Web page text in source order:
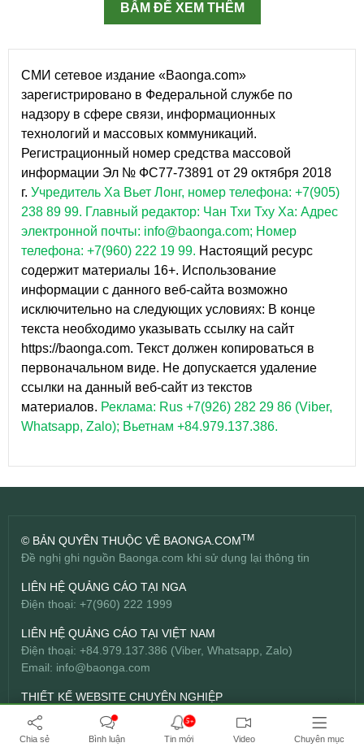
BẤM ĐỂ XEM THÊM
СМИ сетевое издание «Baonga.com»
зарегистрировано в Федеральной службе по
надзору в сфере связи, информационных
технологий и массовых коммуникаций.
Регистрационный номер средства массовой
информации Эл № ФС77-73891 от 29 октября 2018
г. Учредитель Ха Вьет Лонг, номер телефона: +7(905)
238 89 99. Главный редактор: Чан Тхи Тху Ха: Адрес
электронной почты: info@baonga.com; Номер
телефона: +7(960) 222 19 99. Настоящий ресурс
содержит материалы 16+. Использование
информации с данного веб-сайта возможно
исключительно на следующих условиях: В конце
текста необходимо указывать ссылку на сайт
https://baonga.com. Текст должен копироваться в
первоначальном виде. Не допускается удаление
ссылки на данный веб-сайт из текстов
материалов. Реклама: Rus +7(926) 282 29 86 (Viber,
Whatsapp, Zalo); Вьетнам +84.979.137.386.
© BẢN QUYỀN THUỘC VỀ BAONGA.COMTM
Đề nghị ghi nguồn Baonga.com khi sử dụng lại thông tin
LIÊN HỆ QUẢNG CÁO TẠI NGA
Điện thoại: +7(960) 222 1999
LIÊN HỆ QUẢNG CÁO TẠI VIỆT NAM
Điện thoại: +84.979.137.386 (Viber, Whatsapp, Zalo)
Email: info@baonga.com
THIẾT KẾ WEBSITE CHUYÊN NGHIỆP
Công ty TNHH Đầu tư Bách Hợp -
Chia sẻ Bình luận
5+
Tin mới Video Chuyên mục